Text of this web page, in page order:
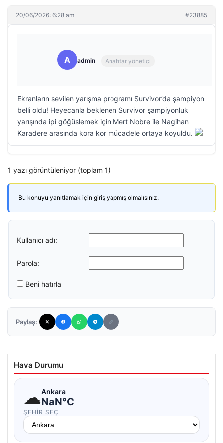
20/06/2026: 6:28 am #23885
A admin Anahtar yönetici
Ekranların sevilen yarışma programı Survivor’da şampiyon
belli oldu! Heyecanla beklenen Survivor şampiyonluk
yarışında ipi göğüslemek için Mert Nobre ile Nagihan
Karadere arasında kora kor mücadele ortaya koyuldu.
1 yazı görüntüleniyor (toplam 1)
Bu konuyu yanıtlamak için giriş yapmış olmalısınız.
Kullanıcı adı:
Parola:
Beni hatırla
Paylaş:
Hava Durumu
☁Ankara
NaN°C
ŞEHIR SEÇ